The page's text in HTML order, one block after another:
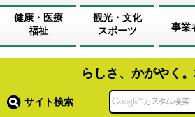
健康・医療
福祉
観光・文化
スポーツ
事業
らしさ、かがやく
サイト検索